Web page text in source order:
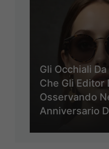
Gli Occhiali
Che Gli Editor
Osservando
Anniversario